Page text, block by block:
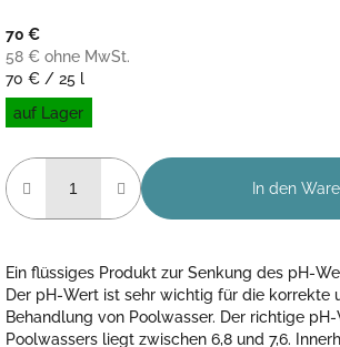
70 €
58 € ohne MwSt.
Verkaufspreis:
70 € / 25 l
auf Lager
In den
Ein flüssiges Produkt zur Senkung des pH-
Der pH-Wert ist sehr wichtig für die korrekte
Behandlung von Poolwasser. Der richtige
Poolwassers liegt zwischen 6,8 und 7,6.